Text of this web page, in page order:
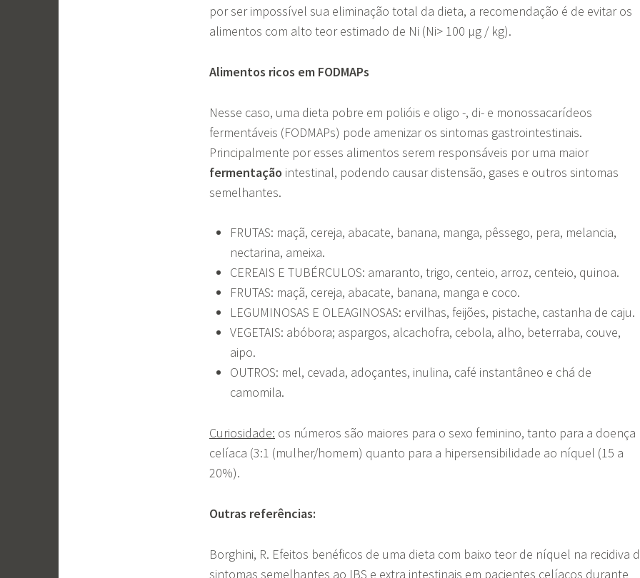
por ser impossível sua eliminação total da dieta, a recomendação é de evitar os
alimentos com alto teor estimado de Ni (Ni> 100 μg / kg).
Alimentos ricos em FODMAPs
Nesse caso, uma dieta pobre em polióis e oligo -, di- e monossacarídeos
fermentáveis (FODMAPs) pode amenizar os sintomas gastrointestinais.
Principalmente por esses alimentos serem responsáveis por uma maior
fermentação intestinal, podendo causar distensão, gases e outros sintomas
semelhantes.
FRUTAS: maçã, cereja, abacate, banana, manga, pêssego, pera, melancia,
nectarina, ameixa.
CEREAIS E TUBÉRCULOS: amaranto, trigo, centeio, arroz, centeio, quinoa.
FRUTAS: maçã, cereja, abacate, banana, manga e coco.
LEGUMINOSAS E OLEAGINOSAS: ervilhas, feijões, pistache, castanha de caju.
VEGETAIS: abóbora; aspargos, alcachofra, cebola, alho, beterraba, couve,
aipo.
OUTROS: mel, cevada, adoçantes, inulina, café instantâneo e chá de
camomila.
Curiosidade: os números são maiores para o sexo feminino, tanto para a doença
celíaca (3:1 (mulher/homem) quanto para a hipersensibilidade ao níquel (15 a
20%).
Outras referências:
Borghini, R. Efeitos benéficos de uma dieta com baixo teor de níquel na recidiva
sintomas semelhantes ao IBS e extra intestinais em pacientes celíacos durante